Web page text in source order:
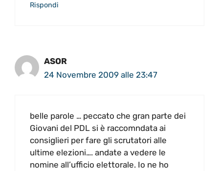
Rispondi
ASOR
24 Novembre 2009 alle 23:47
belle parole … peccato che gran parte dei
Giovani del PDL si è raccomndata ai
consiglieri per fare gli scrutatori alle
ultime elezioni…. andate a vedere le
nomine all’ufficio elettorale. Io ne ho